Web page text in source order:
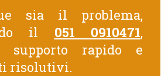
sia il problema,
il 051 0910471,
supporto rapido e
risolutivi.